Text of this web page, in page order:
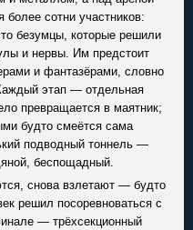
сотни участников:
безумцы, которые решили
и нервы. Им предстоит
и фантазёрами, словно
этап — отдельная
превращается в маятник;
будто смеётся сама
подводный тоннель —
беспощадный.
снова взлетают — будто
решил посоревноваться с
— трёхсекционный